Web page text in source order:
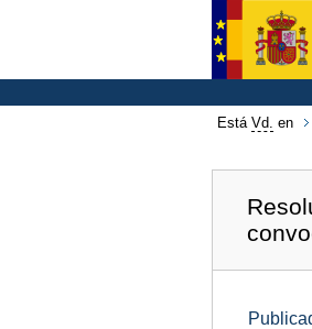
Está Vd. en